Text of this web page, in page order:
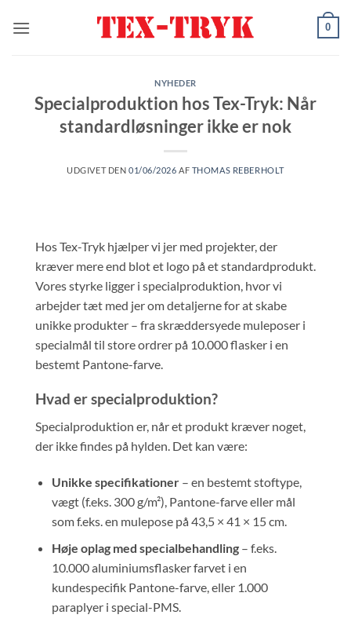
0
NYHEDER
Specialproduktion hos Tex-Tryk: Når
standardløsninger ikke er nok
UDGIVET DEN 01/06/2026 AF THOMAS REBERHOLT
Hos Tex-Tryk hjælper vi jer med projekter, der
kræver mere end blot et logo på et standardprodukt.
Vores styrke ligger i specialproduktion, hvor vi
arbejder tæt med jer om detaljerne for at skabe
unikke produkter – fra skræddersyede muleposer i
specialmål til store ordrer på 10.000 flasker i en
bestemt Pantone-farve.
Hvad er specialproduktion?
Specialproduktion er, når et produkt kræver noget,
der ikke findes på hylden. Det kan være:
Unikke specifikationer– en bestemt stoftype,
vægt (f.eks. 300 g/m²), Pantone-farve eller mål
som f.eks. en mulepose på 43,5 × 41 × 15 cm.
Høje oplag med specialbehandling– f.eks.
10.000 aluminiumsflasker farvet i en
kundespecifik Pantone-farve, eller 1.000
paraplyer i special-PMS.